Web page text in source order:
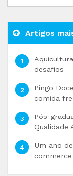
Artigos
desafios
Pingo
comida
Pós-
Qualidade
Um ano
commerce